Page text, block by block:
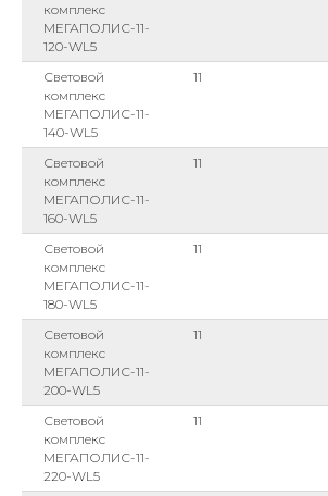
комплекс
МЕГАПОЛИС-11-
120-WL5
Световой
комплекс
МЕГАПОЛИС-11-
140-WL5
11
Световой
комплекс
МЕГАПОЛИС-11-
160-WL5
11
Световой
комплекс
МЕГАПОЛИС-11-
180-WL5
11
Световой
комплекс
МЕГАПОЛИС-11-
200-WL5
11
Световой
комплекс
МЕГАПОЛИС-11-
220-WL5
11